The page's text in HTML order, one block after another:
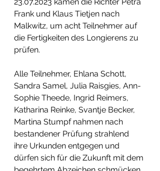
Frank und Klaus Tietjen nach
Malkwitz, um acht Teilnehmer auf
die Fertigkeiten des Longierens zu
prüfen.
Alle Teilnehmer, Ehlana Schott,
Sandra Samel, Julia Raisgies, Ann-
Sophie Theede, Ingrid Reimers,
Katharina Reinke, Svantje Becker,
Martina Stumpf nahmen nach
bestandener Prüfung strahlend
ihre Urkunden entgegen und
dürfen sich für die Zukunft mit dem